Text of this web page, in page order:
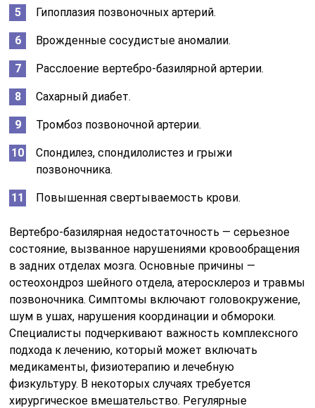
Гипоплазия позвоночных артерий.
Врожденные сосудистые аномалии.
Расслоение вертебро-базилярной артерии.
Сахарный диабет.
Тромбоз позвоночной артерии.
Спондилез, спондилолистез и грыжи
позвоночника.
Повышенная свертываемость крови.
Вертебро-базилярная недостаточность — серьезное
состояние, вызванное нарушениями кровообращения
в задних отделах мозга. Основные причины —
остеохондроз шейного отдела, атеросклероз и травмы
позвоночника. Симптомы включают головокружение,
шум в ушах, нарушения координации и обмороки.
Специалисты подчеркивают важность комплексного
подхода к лечению, который может включать
медикаменты, физиотерапию и лечебную
физкультуру. В некоторых случаях требуется
хирургическое вмешательство. Регулярные